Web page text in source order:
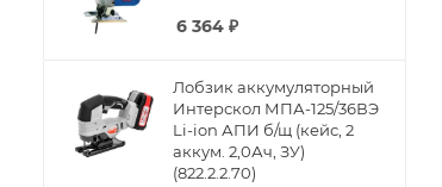
6 364 ₽
Лобзик аккумуляторный
Интерскол МПА-125/36ВЭ
Li-ion АПИ б/щ (кейс, 2
аккум. 2,0Ач, ЗУ)
(822.2.2.70)